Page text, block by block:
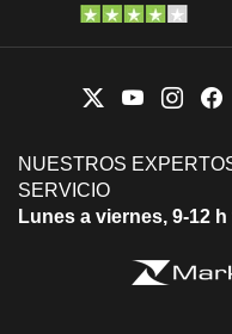
NUESTROS
SERVICIO
Lunes a viernes, 9-12 h